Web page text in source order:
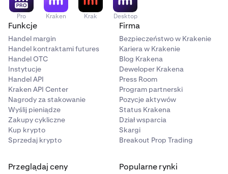
Pro Kraken Krak Desktop
Funkcje
Handel margin
Handel kontraktami futures
Handel OTC
Instytucje
Handel API
Kraken API Center
Nagrody za stakowanie
Wyślij pieniądze
Zakupy cykliczne
Kup krypto
Sprzedaj krypto
Firma
Bezpieczeństwo w Krakenie
Kariera w Krakenie
Blog Krakena
Deweloper Krakena
Press Room
Program partnerski
Pozycje aktywów
Status Krakena
Dział wsparcia
Skargi
Breakout Prop Trading
Przeglądaj ceny Popularne rynki